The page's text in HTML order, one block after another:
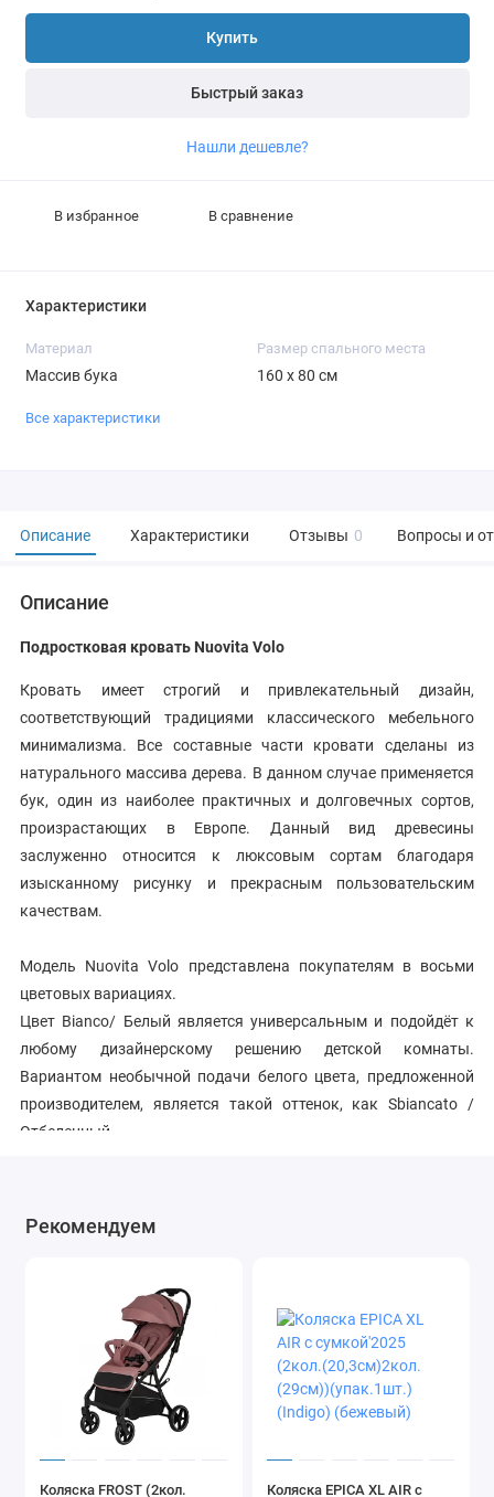
Купить
Быстрый заказ
Нашли дешевле?
В избранное В сравнение
Характеристики
Материал
Массив бука
Размер спального места
160 x 80 см
Все характеристики
Описание Характеристики Отзывы 0 Вопросы и
Описание
Подростковая кровать Nuovita Volo
Кровать имеет строгий и привлекательный дизайн,
соответствующий традициями классического мебельного
минимализма. Все составные части кровати сделаны из
натурального массива дерева. В данном случае применяется
бук, один из наиболее практичных и долговечных сортов,
произрастающих в Европе. Данный вид древесины
заслуженно относится к люксовым сортам благодаря
изысканному рисунку и прекрасным пользовательским
качествам.
Модель Nuovita Volo представлена покупателям в восьми
цветовых вариациях.
Цвет Bianco/ Белый является универсальным и подойдёт к
любому дизайнерскому решению детской комнаты.
Вариантом необычной подачи белого цвета, предложенной
производителем, является такой оттенок, как Sbiancato /
Отбеленный.
Жемчужно-серый цвет Nottebianca /Белая ночь окажется
мягкую красоту дерева.
Натуральные оттенки Naturale / Натуральный и Ciliegio /
Вишня согреют природным теплом, сделанная из такого
дерева кровать впишется в дизайн спальни мечтательной
девочки, окружённой существами из волшебных итальянских
Универсальные тёмные цвета Mogano / Махагон и Nocescuro /
Темный орех станут удачной находкой для детской комнаты
Рекомендуем
Коляска FROST (2кол.
Коляска EPICA XL AIR с